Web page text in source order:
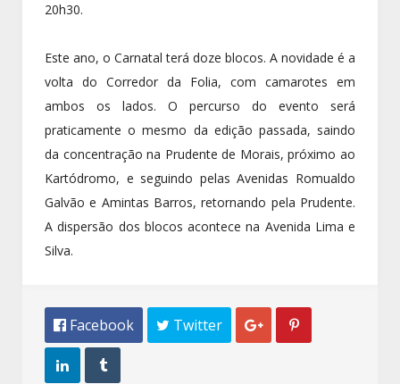
20h30.
Este ano, o Carnatal terá doze blocos. A novidade é a
volta do Corredor da Folia, com camarotes em
ambos os lados. O percurso do evento será
praticamente o mesmo da edição passada, saindo
da concentração na Prudente de Morais, próximo ao
Kartódromo, e seguindo pelas Avenidas Romualdo
Galvão e Amintas Barros, retornando pela Prudente.
A dispersão dos blocos acontece na Avenida Lima e
Silva.
 Facebook  Twitter  
 